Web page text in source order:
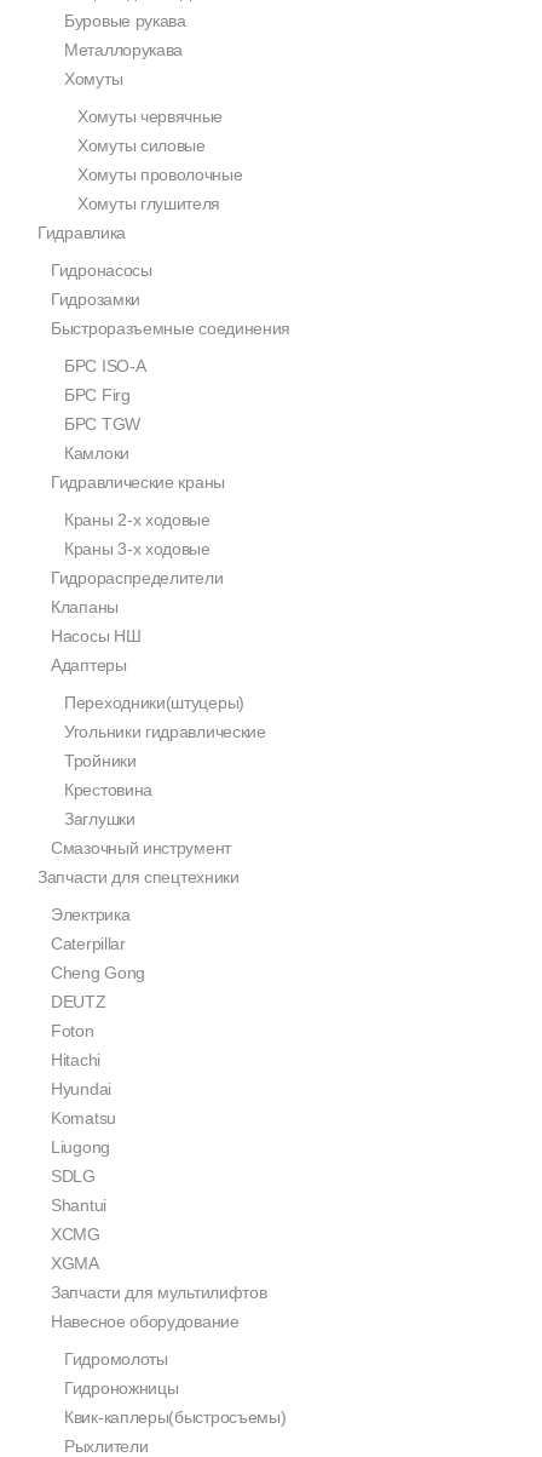
Буровые рукава
Металлорукава
Хомуты
Хомуты червячные
Хомуты силовые
Хомуты проволочные
Хомуты глушителя
Гидравлика
Гидронасосы
Гидрозамки
Быстроразъемные соединения
БРС ISO-A
БРС Firg
БРС TGW
Камлоки
Гидравлические краны
Краны 2-х ходовые
Краны 3-х ходовые
Гидрораспределители
Клапаны
Насосы НШ
Адаптеры
Переходники(штуцеры)
Угольники гидравлические
Тройники
Крестовина
Заглушки
Смазочный инструмент
Запчасти для спецтехники
Электрика
Caterpillar
Cheng Gong
DEUTZ
Foton
Hitachi
Hyundai
Komatsu
Liugong
SDLG
Shantui
XCMG
XGMA
Запчасти для мультилифтов
Навесное оборудование
Гидромолоты
Гидроножницы
Квик-каплеры(быстросъемы)
Рыхлители